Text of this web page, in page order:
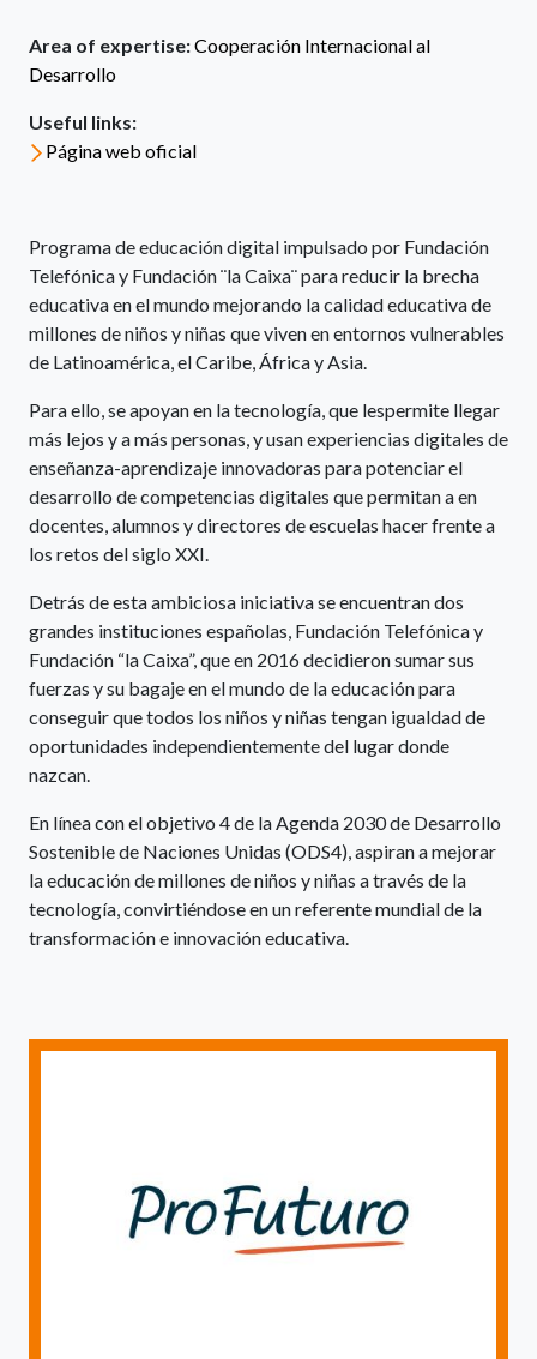
Area of expertise:Cooperación Internacional al
Desarrollo
Useful links:
Página web oficial
Programa de educación digital impulsado por Fundación
Telefónica y Fundación ¨la Caixa¨ para reducir la brecha
educativa en el mundo mejorando la calidad educativa de
millones de niños y niñas que viven en entornos vulnerables
de Latinoamérica, el Caribe, África y Asia.
Para ello, se apoyan en la tecnología, que lespermite llegar
más lejos y a más personas, y usan experiencias digitales de
enseñanza-aprendizaje innovadoras para potenciar el
desarrollo de competencias digitales que permitan a en
docentes, alumnos y directores de escuelas hacer frente a
los retos del siglo XXI.
Detrás de esta ambiciosa iniciativa se encuentran dos
grandes instituciones españolas, Fundación Telefónica y
Fundación “la Caixa”, que en 2016 decidieron sumar sus
fuerzas y su bagaje en el mundo de la educación para
conseguir que todos los niños y niñas tengan igualdad de
oportunidades independientemente del lugar donde
nazcan.
En línea con el objetivo 4 de la Agenda 2030 de Desarrollo
Sostenible de Naciones Unidas (ODS4), aspiran a mejorar
la educación de millones de niños y niñas a través de la
tecnología, convirtiéndose en un referente mundial de la
transformación e innovación educativa.